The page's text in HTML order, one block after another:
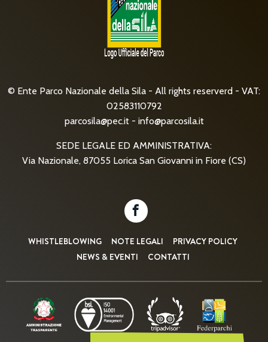
© Ente Parco Nazionale della Sila - All rights reserverd - VAT:
02583110792
parcosila@pec.it- info@parcosila.it
SEDE LEGALE ED AMMINISTRATIVA:
Via Nazionale, 87055 Lorica San Giovanni in Fiore (CS)
WHISTLEBLOWING NOTE LEGALI
PRIVACY POLICY
NEWS & EVENTI
CONTATTI